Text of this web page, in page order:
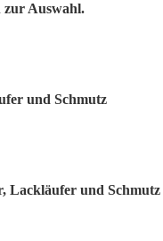
zur Auswahl.
und Schmutz
Lackläufer und Schmutz